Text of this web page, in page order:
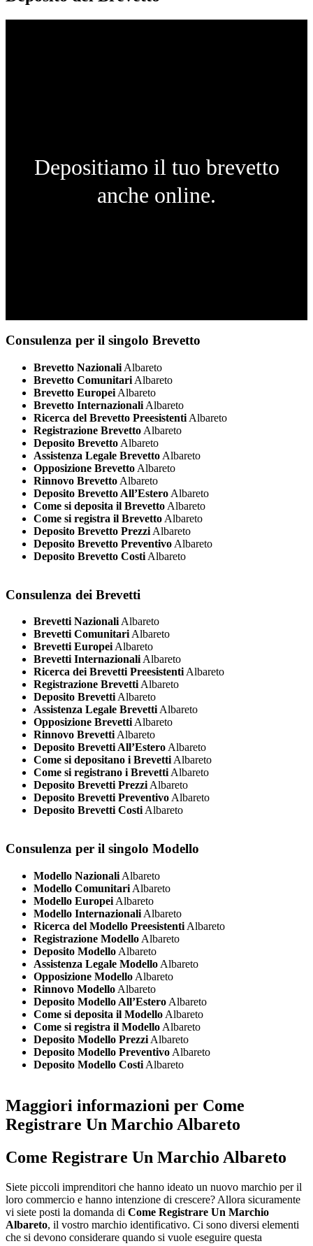
Depositiamo il tuo brevetto
anche online.
Consulenza per il singolo Brevetto
Brevetto Nazionali Albareto
Brevetto Comunitari Albareto
Brevetto Europei Albareto
Brevetto Internazionali Albareto
Ricerca del Brevetto Preesistenti Albareto
Registrazione Brevetto Albareto
Deposito Brevetto Albareto
Assistenza Legale Brevetto Albareto
Opposizione Brevetto Albareto
Rinnovo Brevetto Albareto
Deposito Brevetto All’Estero Albareto
Come si deposita il Brevetto Albareto
Come si registra il Brevetto Albareto
Deposito Brevetto Prezzi Albareto
Deposito Brevetto Preventivo Albareto
Deposito Brevetto Costi Albareto
Consulenza dei Brevetti
Brevetti Nazionali Albareto
Brevetti Comunitari Albareto
Brevetti Europei Albareto
Brevetti Internazionali Albareto
Ricerca dei Brevetti Preesistenti Albareto
Registrazione Brevetti Albareto
Deposito Brevetti Albareto
Assistenza Legale Brevetti Albareto
Opposizione Brevetti Albareto
Rinnovo Brevetti Albareto
Deposito Brevetti All’Estero Albareto
Come si depositano i Brevetti Albareto
Come si registrano i Brevetti Albareto
Deposito Brevetti Prezzi Albareto
Deposito Brevetti Preventivo Albareto
Deposito Brevetti Costi Albareto
Consulenza per il singolo Modello
Modello Nazionali Albareto
Modello Comunitari Albareto
Modello Europei Albareto
Modello Internazionali Albareto
Ricerca del Modello Preesistenti Albareto
Registrazione Modello Albareto
Deposito Modello Albareto
Assistenza Legale Modello Albareto
Opposizione Modello Albareto
Rinnovo Modello Albareto
Deposito Modello All’Estero Albareto
Come si deposita il Modello Albareto
Come si registra il Modello Albareto
Deposito Modello Prezzi Albareto
Deposito Modello Preventivo Albareto
Deposito Modello Costi Albareto
Maggiori informazioni per Come
Registrare Un Marchio Albareto
Come Registrare Un Marchio Albareto
Siete piccoli imprenditori che hanno ideato un nuovo marchio per il
loro commercio e hanno intenzione di crescere? Allora sicuramente
vi siete posti la domanda di Come Registrare Un Marchio
Albareto, il vostro marchio identificativo. Ci sono diversi elementi
che si devono considerare quando si vuole eseguire questa